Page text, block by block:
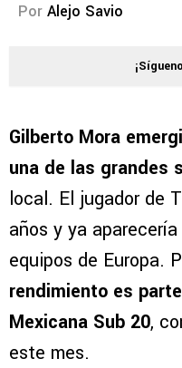
Por Alejo Savio
Gilberto Mora
una de las grandes
local. El jugador de
años y ya
equipos de Europa.
rendimiento es
Mexicana Sub 20,
este mes.